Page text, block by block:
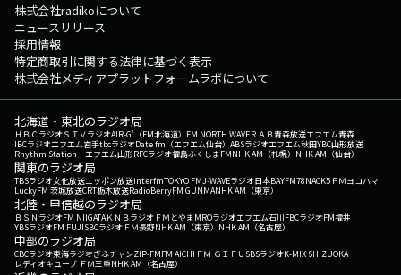
株式会社radikoについて
ニュースリリース
採用情報
特定商取引に関する法律に基づく表示
株式会社メディアプラットフォームラボについて
北海道・東北のラジオ局
ＨＢＣラジオＳＴＶラジオAIR-G'（FM北海道） FM NORTH WAVEＲＡＢ青森放送エフエム青森
IBCラジオエフエム岩手tbcラジオDate fm（エフエム仙台） ABSラジオエフエム秋田YBC山形放送
Rhythm Station エフエム山形RFCラジオ福島ふくしまFMNHK AM（札幌） NHK AM（仙台）
関東のラジオ局
TBSラジオ文化放送ニッポン放送interfmTOKYO FMJ-WAVEラジオ日本BAYFM78NACK5 ＦＭヨコハマ
LuckyFM 茨城放送CRT栃木放送RadioBerryFM GUNMANHK AM（東京）
北陸・甲信越のラジオ局
ＢＳＮラジオFM NIIGATAＫＮＢラジオ ＦＭとやまMROラジオエフエム石川FBCラジオFM福井
YBSラジオFM FUJISBCラジオ ＦＭ長野NHK AM（東京） NHK AM（名古屋）
中部のラジオ局
CBCラジオ東海ラジオぎふチャンZIP-FMFM AICHI ＦＭ ＧＩＦＵ SBSラジオK-MIX SHIZUOKA
レディオキューブ ＦＭ三重NHK AM（名古屋）